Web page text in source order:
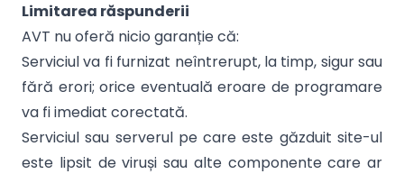
Limitarea răspunderii
AVT nu oferă nicio garanție că:
Serviciul va fi furnizat neîntrerupt, la timp, sigur sau
fără erori; orice eventuală eroare de programare
va fi imediat corectată.
Serviciul sau serverul pe care este găzduit site-ul
este lipsit de viruși sau alte componente care ar